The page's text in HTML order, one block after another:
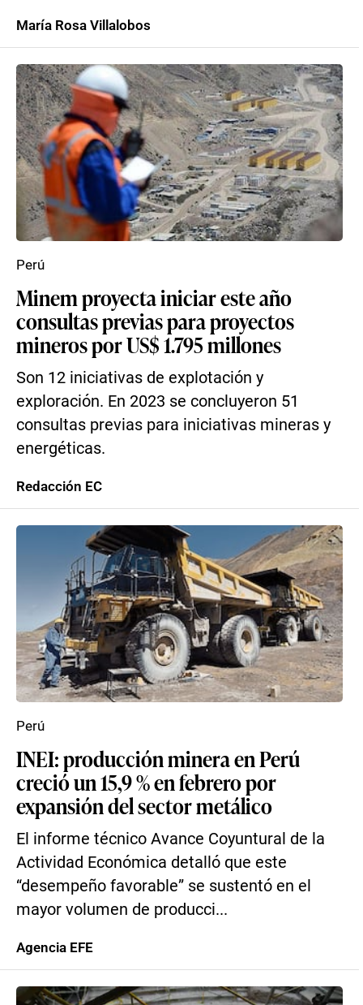
María Rosa Villalobos
Minem proyecta iniciar este año
consultas previas para proyectos
mineros por US$ 1.795 millones
Son 12 iniciativas de explotación y
exploración. En 2023 se concluyeron 51
consultas previas para iniciativas mineras y
energéticas.
Perú
Redacción EC
INEI: producción minera en Perú
creció un 15,9 % en febrero por
expansión del sector metálico
El informe técnico Avance Coyuntural de la
Actividad Económica detalló que este
“desempeño favorable” se sustentó en el
mayor volumen de producci...
Perú
Agencia EFE